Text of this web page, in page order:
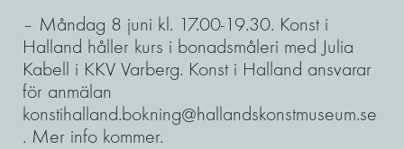
– Måndag 8 juni kl. 17.00-19.30. Konst i
Halland håller kurs i bonadsmåleri med Julia
Kabell i KKV Varberg. Konst i Halland ansvarar
för anmälan
konstihalland.bokning@hallandskonstmuseum.se
. Mer info kommer.